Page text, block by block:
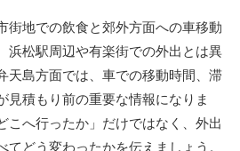
街地での飲食と郊外方面への車移動
浜松駅周辺や有楽街での外出とは異
天島方面では、車での移動時間、滞
見積もり前の重要な情報になりま
こへ行ったか」だけではなく、外出
どう変わったかを伝えましょう。